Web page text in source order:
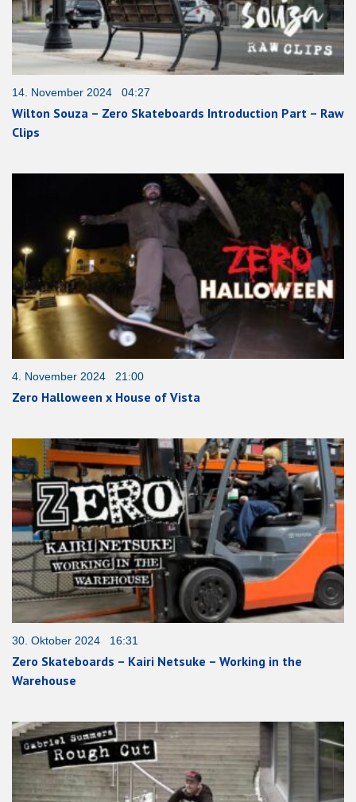
14. November 2024 04:27
Wilton Souza – Zero Skateboards Introduction Part – Raw
Clips
4. November 2024 21:00
Zero Halloween x House of Vista
30. Oktober 2024 16:31
Zero Skateboards – Kairi Netsuke – Working in the
Warehouse